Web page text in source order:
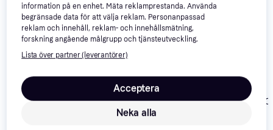
Chokem Pro Flex Susp
Venum Predator
Mouth Guard -
Grey/Black
adidas
information på en enhet. Mäta reklamprestanda. Använda
begränsade data för att välja reklam. Personanpassad
reklam och innehåll, reklam- och innehållsmätning,
forskning angående målgrupp och tjänsteutveckling.
Lista över partner (leverantörer)
Neka alla
Acceptera